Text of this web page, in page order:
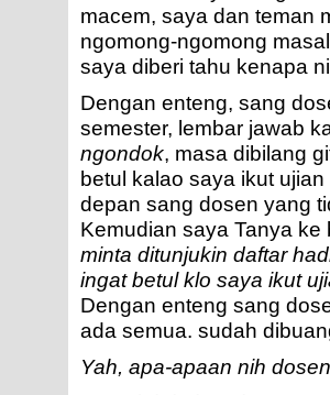
macem, saya dan teman
ngomong-ngomong
saya diberi tahu kenapa
Dengan enteng, sang
semester, lembar jawab
ngondok, masa dibilang
betul kalao saya ikut
depan sang dosen yang
Kemudian saya Tanya
minta ditunjukin daftar
ingat betul klo saya ikut
Dengan enteng sang
ada semua. sudah
Yah, apa-apaan nih